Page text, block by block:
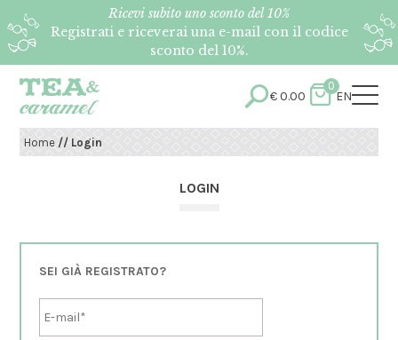
Ricevi subito uno sconto del 10%
Registrati e riceverai una e-mail con il codice
sconto del 10%.
€0.00
0
EN
Home// Login
LOGIN
SEI GIÀ REGISTRATO?